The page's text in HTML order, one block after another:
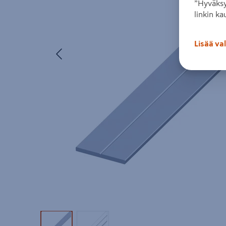
linkin
Lisää